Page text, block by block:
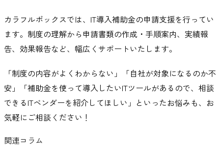
カラフルボックスでは、IT導入補助金の申請支援を行ってい
ます。制度の理解から申請書類の作成・手順案内、実績報
告、効果報告など、幅広くサポートいたします。
「制度の内容がよくわからない」「自社が対象になるのか不
安」「補助金を使って導入したいITツールがあるので、相談
できるITベンダーを紹介してほしい」といったお悩みも、お
気軽にご相談ください！
関連コラム